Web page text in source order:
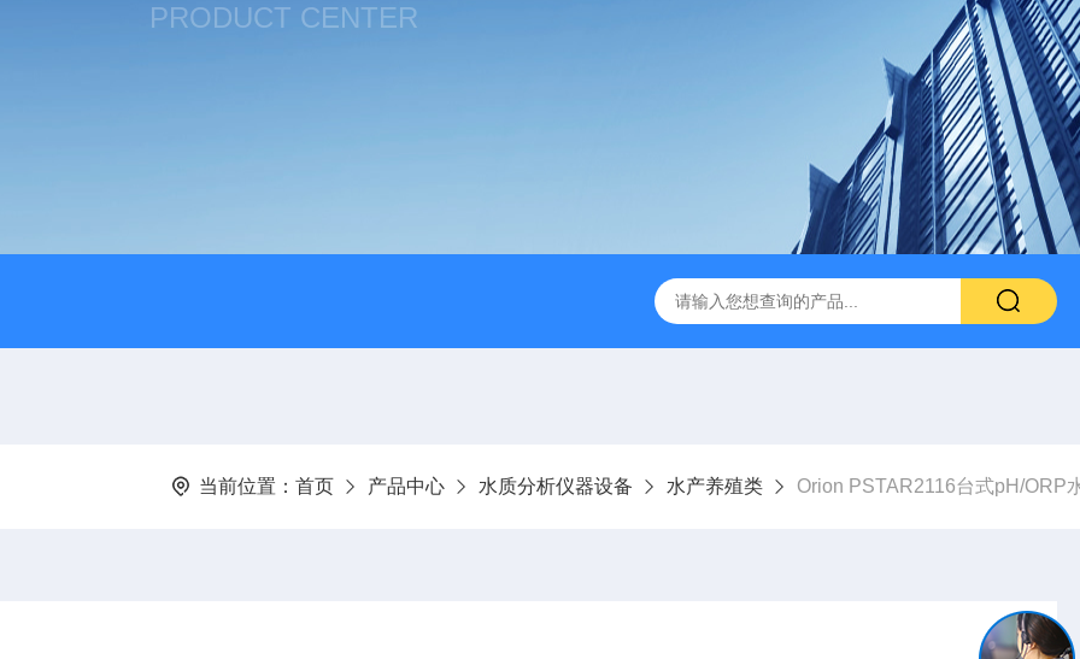
PRODUCT CENTER
当前位置： 首页 产品中心 水质分析仪器设备 水产养殖类 Orion PSTAR2116台式pH/ORP